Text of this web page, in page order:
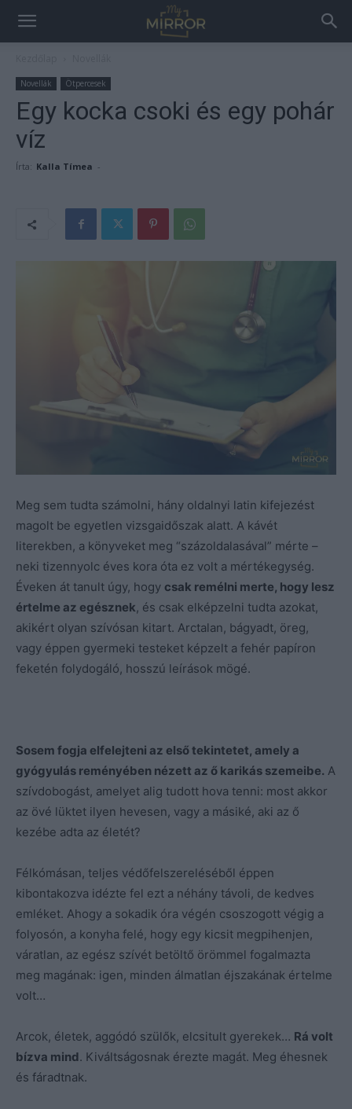
Novellák Ötpercesek
Egy kocka csoki és egy pohár
víz
Írta: Kalla Tímea -
Meg sem tudta számolni, hány oldalnyi latin kifejezést
magolt be egyetlen vizsgaidőszak alatt. A kávét
literekben, a könyveket meg “százoldalasával” mérte –
neki tizennyolc éves kora óta ez volt a mértékegység.
Éveken át tanult úgy, hogy csak remélni merte, hogy lesz
értelme az egésznek, és csak elképzelni tudta azokat,
akikért olyan szívósan kitart. Arctalan, bágyadt, öreg,
vagy éppen gyermeki testeket képzelt a fehér papíron
feketén folydogáló, hosszú leírások mögé.
Sosem fogja elfelejteni az első tekintetet, amely a
gyógyulás reményében nézett az ő karikás szemeibe. A
szívdobogást, amelyet alig tudott hova tenni: most akkor
az övé lüktet ilyen hevesen, vagy a másiké, aki az ő
kezébe adta az életét?
Félkómásan, teljes védőfelszereléséből éppen
kibontakozva idézte fel ezt a néhány távoli, de kedves
emléket. Ahogy a sokadik óra végén csoszogott végig a
folyosón, a konyha felé, hogy egy kicsit megpihenjen,
váratlan, az egész szívét betöltő örömmel fogalmazta
meg magának: igen, minden álmatlan éjszakának értelme
volt…
Arcok, életek, aggódó szülők, elcsitult gyerekek… Rá volt
bízva mind. Kiváltságosnak érezte magát. Meg éhesnek
és fáradtnak.